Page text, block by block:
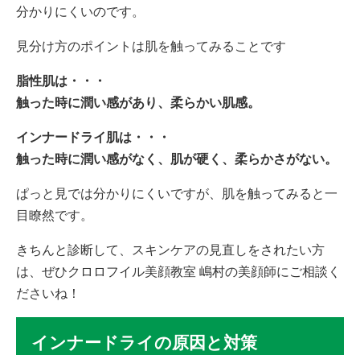
分かりにくいのです。
見分け方のポイントは肌を触ってみることです
脂性肌は・・・
触った時に潤い感があり、柔らかい肌感。
インナードライ肌は・・・
触った時に潤い感がなく、肌が硬く、柔らかさがない。
ぱっと見では分かりにくいですが、肌を触ってみると一
目瞭然です。
きちんと診断して、スキンケアの見直しをされたい方
は、ぜひクロロフイル美顔教室 嶋村の美顔師にご相談く
ださいね！
インナードライの原因と対策